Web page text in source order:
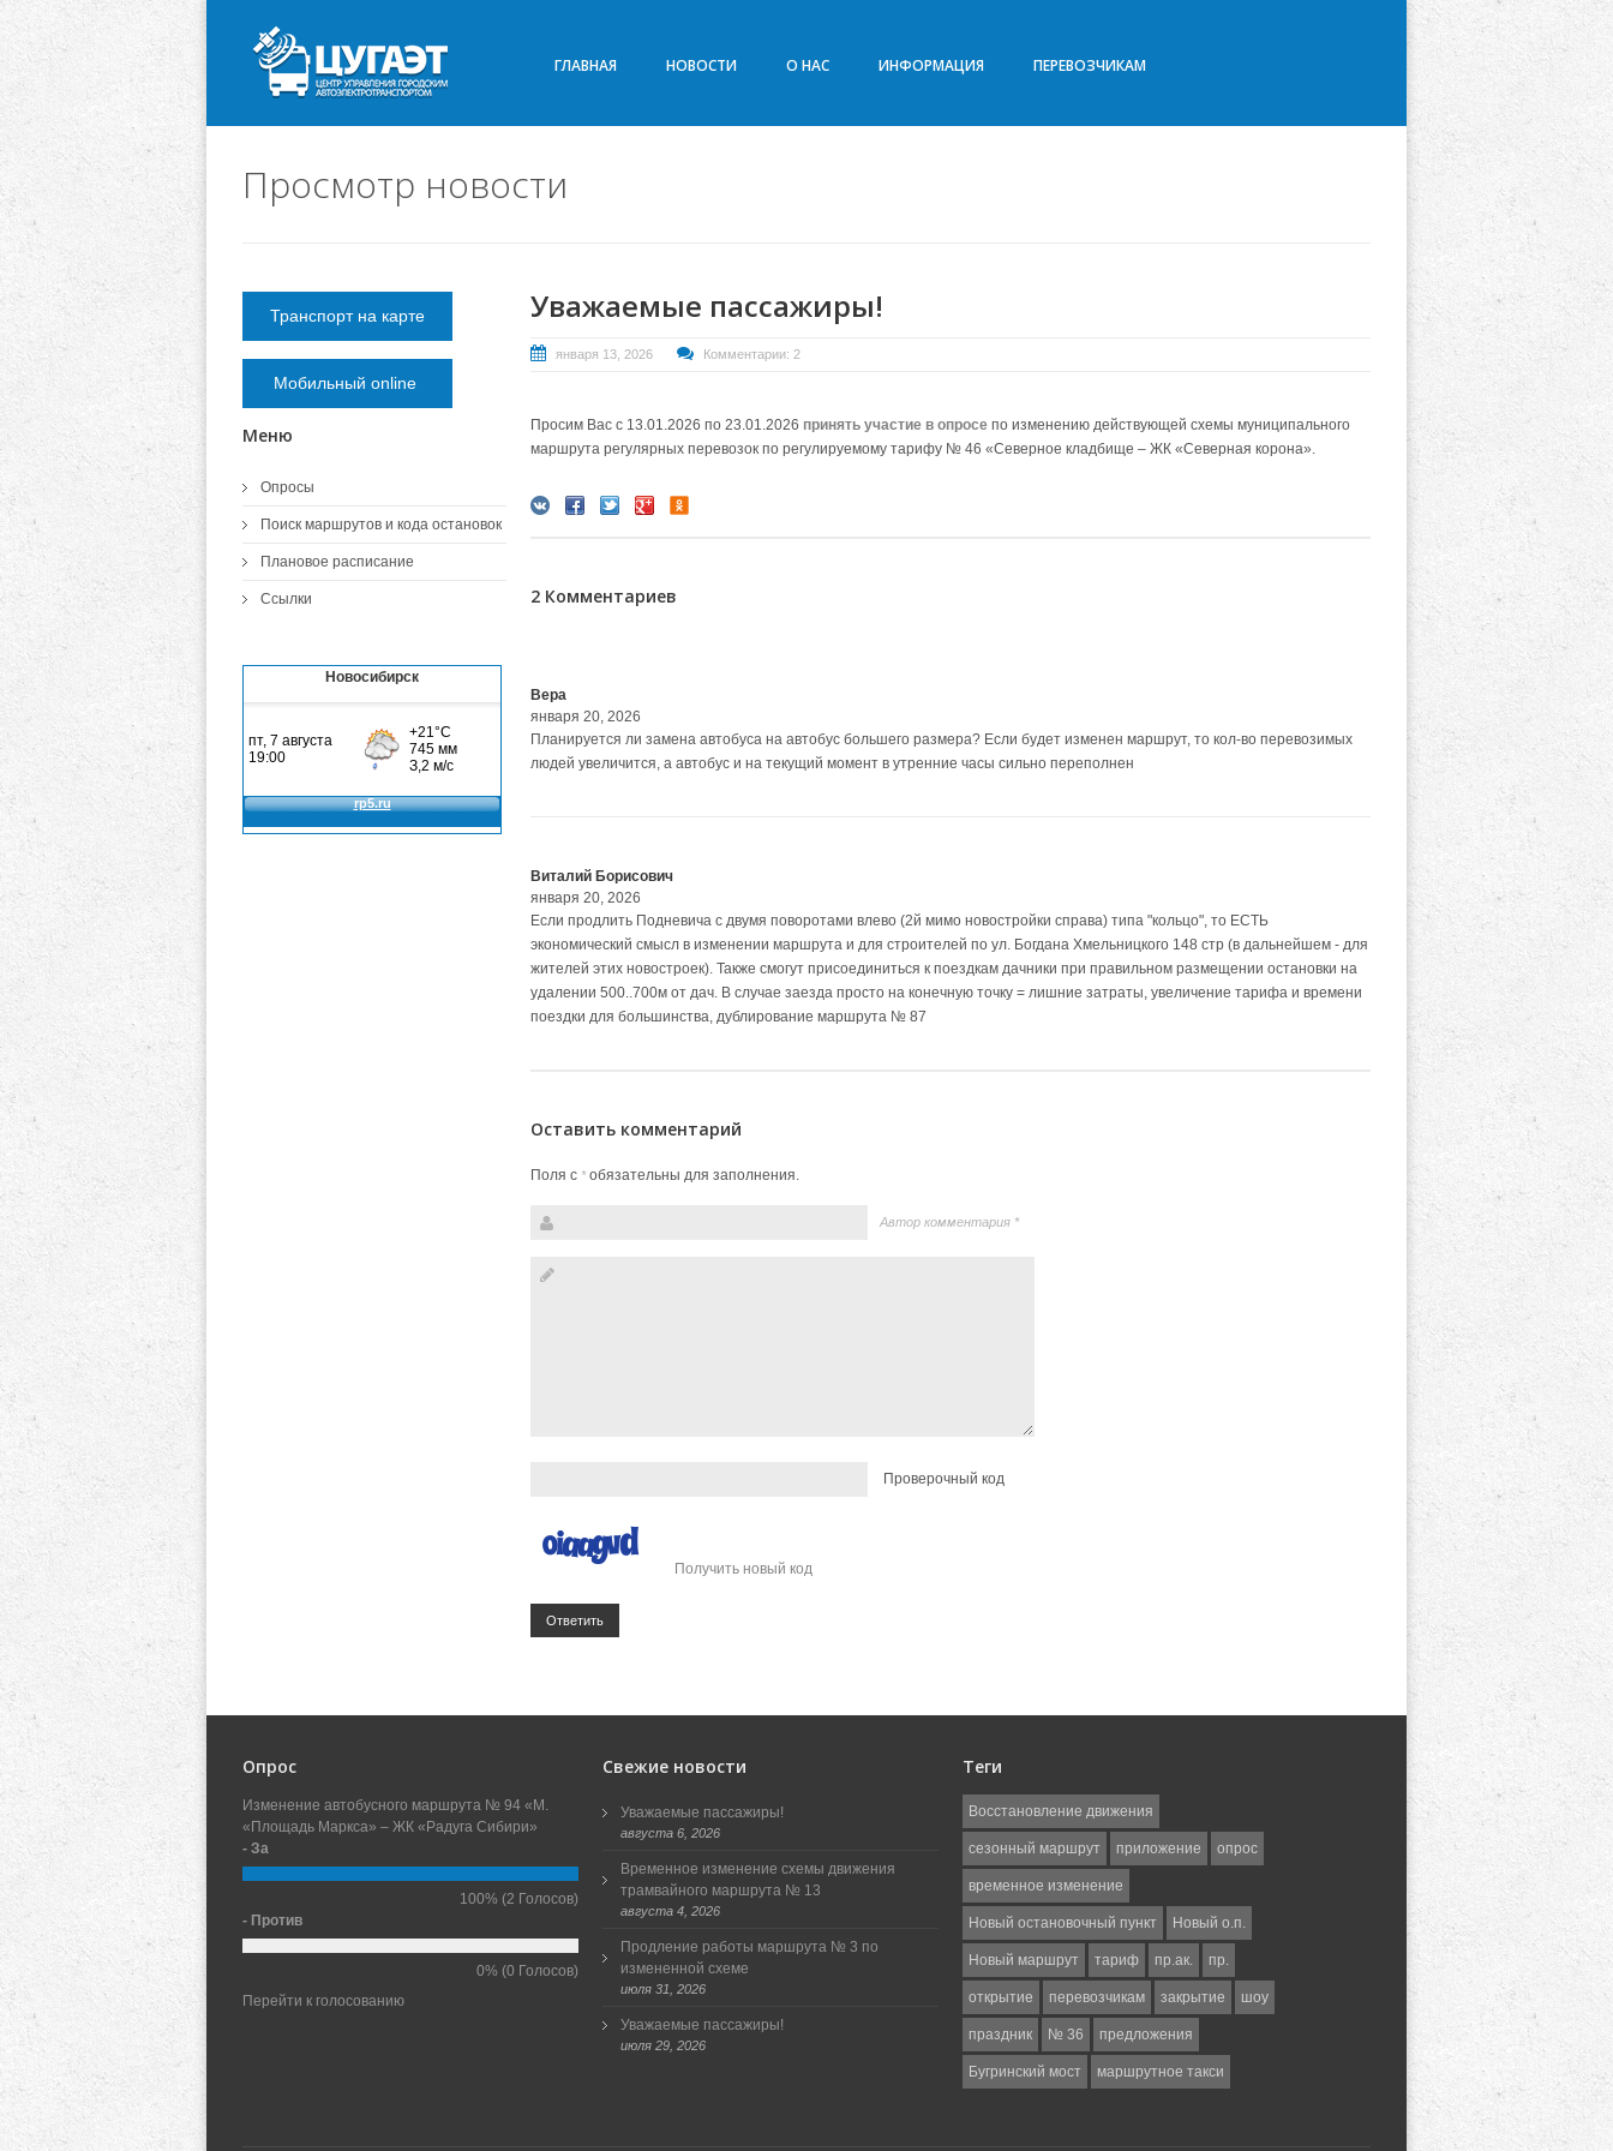
ГЛАВНАЯ НОВОСТИ О НАС ИНФОРМАЦИЯ ПЕРЕВОЗЧИКАМ
Просмотр новости
Уважаемые пассажиры!
января 13, 2026 Комментарии: 2
Просим Вас с 13.01.2026 по 23.01.2026 принять участие в опросе по изменению действующей схемы муниципального
маршрута регулярных перевозок по регулируемому тарифу № 46 «Северное кладбище – ЖК «Северная корона».
2 Комментариев
Вера
января 20, 2026
Планируется ли замена автобуса на автобус большего размера? Если будет изменен маршрут, то кол-во перевозимых
людей увеличится, а автобус и на текущий момент в утренние часы сильно переполнен
Виталий Борисович
января 20, 2026
Если продлить Подневича с двумя поворотами влево (2й мимо новостройки справа) типа "кольцо", то ЕСТЬ
экономический смысл в изменении маршрута и для строителей по ул. Богдана Хмельницкого 148 стр (в дальнейшем - для
жителей этих новостроек). Также смогут присоединиться к поездкам дачники при правильном размещении остановки на
удалении 500..700м от дач. В случае заезда просто на конечную точку = лишние затраты, увеличение тарифа и времени
поездки для большинства, дублирование маршрута № 87
Оставить комментарий
Поля с *обязательны для заполнения.
Автор комментария *
Проверочный код
Получить новый код
Ответить
Транспорт на карте
Мобильный online
Меню
Опросы
Поиск маршрутов и кода остановок
Плановое расписание
Ссылки
Новосибирск
Опрос
Изменение автобусного маршрута № 94 «М.
«Площадь Маркса» – ЖК «Радуга Сибири»
- За
100% (2 Голосов)
- Против
0% (0 Голосов)
Перейти к голосованию
Свежие новости
Уважаемые пассажиры!
августа 6, 2026
Временное изменение схемы движения
трамвайного маршрута № 13
августа 4, 2026
Продление работы маршрута № 3 по
измененной схеме
июля 31, 2026
Уважаемые пассажиры!
июля 29, 2026
Теги
Восстановление движения
сезонный маршрут приложение опрос
временное изменение
Новый остановочный пункт Новый о.п.
Новый маршрут тариф пр.ак. пр.
открытие перевозчикам закрытие шоу
праздник № 36 предложения
Бугринский мост маршрутное такси